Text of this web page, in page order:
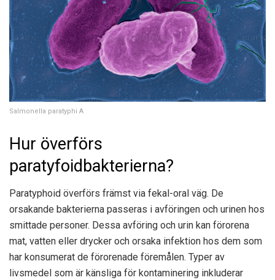
Salmonella paratyphi A
Hur överförs
paratyfoidbakterierna?
Paratyphoid överförs främst via fekal-oral väg. De
orsakande bakterierna passeras i avföringen och urinen hos
smittade personer. Dessa avföring och urin kan förorena
mat, vatten eller drycker och orsaka infektion hos dem som
har konsumerat de förorenade föremålen. Typer av
livsmedel som är känsliga för kontaminering inkluderar